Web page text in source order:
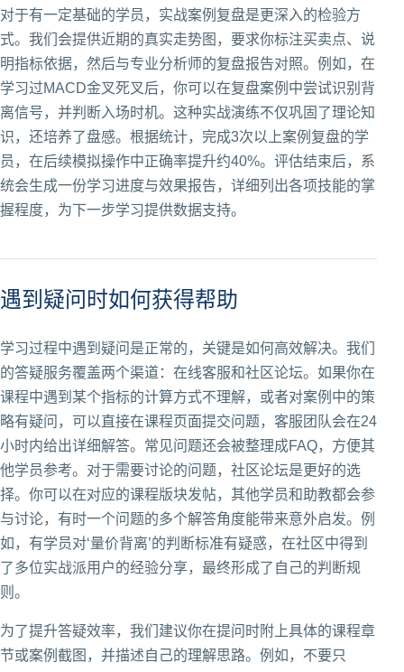
对于有一定基础的学员，实战案例复盘是更深入的检验方
式。我们会提供近期的真实走势图，要求你标注买卖点、说
明指标依据，然后与专业分析师的复盘报告对照。例如，在
学习过MACD金叉死叉后，你可以在复盘案例中尝试识别背
离信号，并判断入场时机。这种实战演练不仅巩固了理论知
识，还培养了盘感。根据统计，完成3次以上案例复盘的学
员，在后续模拟操作中正确率提升约40%。评估结束后，系
统会生成一份学习进度与效果报告，详细列出各项技能的掌
握程度，为下一步学习提供数据支持。
遇到疑问时如何获得帮助
学习过程中遇到疑问是正常的，关键是如何高效解决。我们
的答疑服务覆盖两个渠道：在线客服和社区论坛。如果你在
课程中遇到某个指标的计算方式不理解，或者对案例中的策
略有疑问，可以直接在课程页面提交问题，客服团队会在24
小时内给出详细解答。常见问题还会被整理成FAQ，方便其
他学员参考。对于需要讨论的问题，社区论坛是更好的选
择。你可以在对应的课程版块发帖，其他学员和助教都会参
与讨论，有时一个问题的多个解答角度能带来意外启发。例
如，有学员对‘量价背离’的判断标准有疑惑，在社区中得到
了多位实战派用户的经验分享，最终形成了自己的判断规
则。
为了提升答疑效率，我们建议你在提问时附上具体的课程章
节或案例截图，并描述自己的理解思路。例如，不要只